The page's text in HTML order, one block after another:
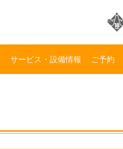
サービス・設備情報 ご予約